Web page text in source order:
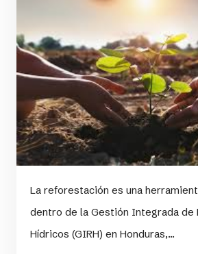
La reforestación es una
dentro de la Gestión Integrada de
Hídricos (GIRH) en Honduras,...